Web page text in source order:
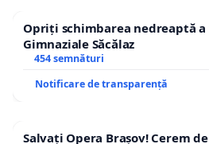
Opriți schimbarea nedreaptă a
Gimnaziale Săcălaz
454 semnături
Notificare de transparență
Salvați Opera Brașov! Cerem